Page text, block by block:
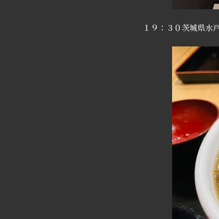
１９：３０茨城県水